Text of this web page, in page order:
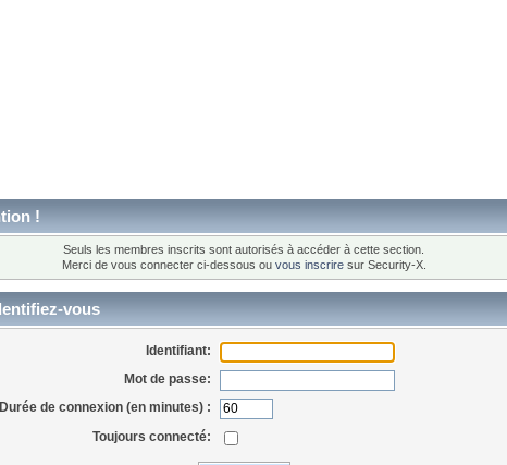
!
Seuls les membres inscrits sont autorisés à accéder à cette section.
Merci de vous connecter ci-dessous ou vous inscriresur Security-X.
vous
Identifiant:
Mot de passe:
Durée de connexion (en minutes) :
Toujours connecté: